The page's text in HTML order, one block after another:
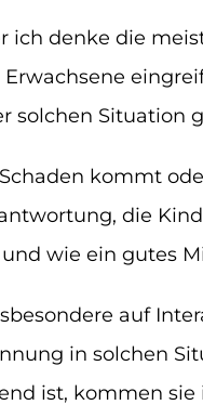
ich denke die
solchen Situation
kommt
die
wie ein gutes
auf
in solchen
ist, kommen sie